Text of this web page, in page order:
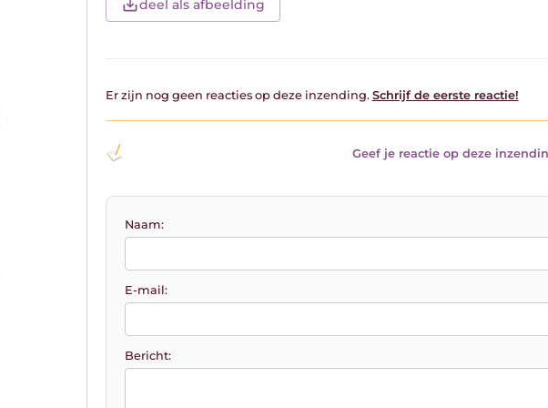
deel als afbeelding
Er zijn nog geen reacties op deze inzending. Schrijf de eerste reactie!
Geef je reactie op deze
Naam:
E-mail:
Bericht: